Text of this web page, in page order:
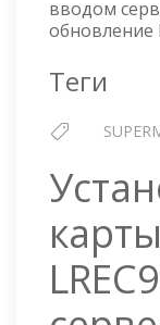
вводом
обновление
Теги